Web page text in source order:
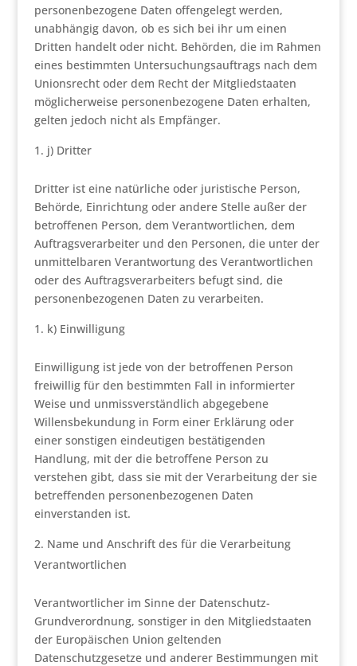
personenbezogene Daten offengelegt werden,
unabhängig davon, ob es sich bei ihr um einen
Dritten handelt oder nicht. Behörden, die im Rahmen
eines bestimmten Untersuchungsauftrags nach dem
Unionsrecht oder dem Recht der Mitgliedstaaten
möglicherweise personenbezogene Daten erhalten,
gelten jedoch nicht als Empfänger.
j) Dritter
Dritter ist eine natürliche oder juristische Person,
Behörde, Einrichtung oder andere Stelle außer der
betroffenen Person, dem Verantwortlichen, dem
Auftragsverarbeiter und den Personen, die unter der
unmittelbaren Verantwortung des Verantwortlichen
oder des Auftragsverarbeiters befugt sind, die
personenbezogenen Daten zu verarbeiten.
k) Einwilligung
Einwilligung ist jede von der betroffenen Person
freiwillig für den bestimmten Fall in informierter
Weise und unmissverständlich abgegebene
Willensbekundung in Form einer Erklärung oder
einer sonstigen eindeutigen bestätigenden
Handlung, mit der die betroffene Person zu
verstehen gibt, dass sie mit der Verarbeitung der sie
betreffenden personenbezogenen Daten
einverstanden ist.
Name und Anschrift des für die Verarbeitung
Verantwortlichen
Verantwortlicher im Sinne der Datenschutz-
Grundverordnung, sonstiger in den Mitgliedstaaten
der Europäischen Union geltenden
Datenschutzgesetze und anderer Bestimmungen mit